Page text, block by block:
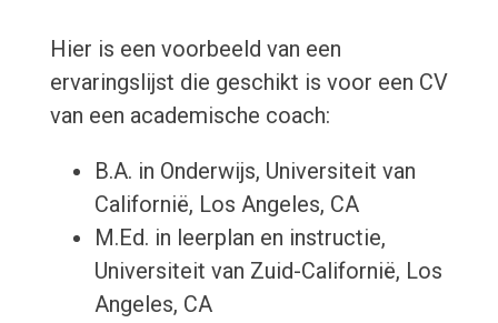
Hier is een voorbeeld van een
ervaringslijst die geschikt is voor een CV
van een academische coach:
B.A. in Onderwijs, Universiteit van
Californië, Los Angeles, CA
M.Ed. in leerplan en instructie,
Universiteit van Zuid-Californië, Los
Angeles, CA